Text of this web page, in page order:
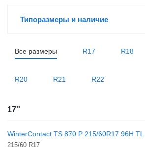
Типоразмеры и наличие
Все размеры R17 R18
R20 R21 R22
17''
WinterContact TS 870 P 215/60R17 96H TL
215/60 R17